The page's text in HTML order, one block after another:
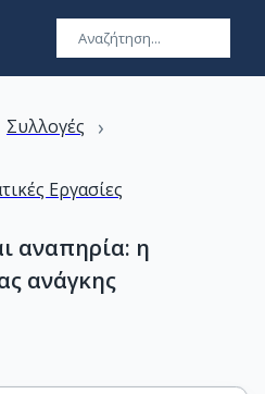
Συλλογές ›
Εργασίες
αναπηρία: η
ανάγκης